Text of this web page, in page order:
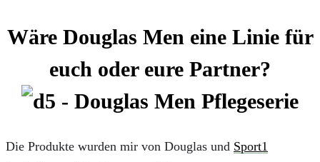
Wäre Douglas Men eine Linie für
euch oder eure Partner?
Die Produkte wurden mir von Douglas und Sport1